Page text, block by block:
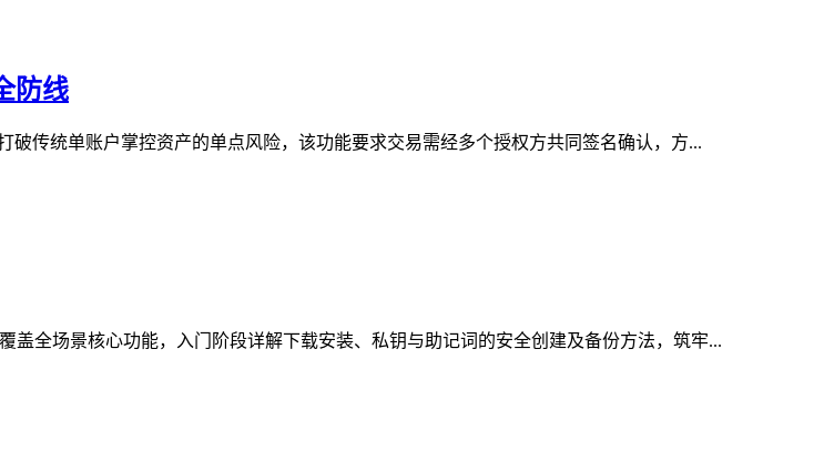
防线
传统单账户掌控资产的单点风险，该功能要求交易需经多个授权方共同签名确认，方...
盖全场景核心功能，入门阶段详解下载安装、私钥与助记词的安全创建及备份方法，筑牢...